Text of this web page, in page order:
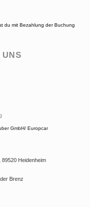
du mit Bezahlung der Buchung
GmbH/ Europcar
Heidenheim
Brenz